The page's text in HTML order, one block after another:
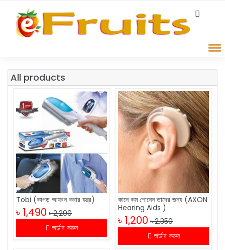
All products
Tobi (কাপড় আয়রন করার যন্ত্র)
৳ 1,490 ৳ 2,290
অর্ডার করুন
কানে কম শোনেন তাদের জন্য (AXON
Hearing Aids )
৳ 1,200 ৳ 2,350
অর্ডার করুন